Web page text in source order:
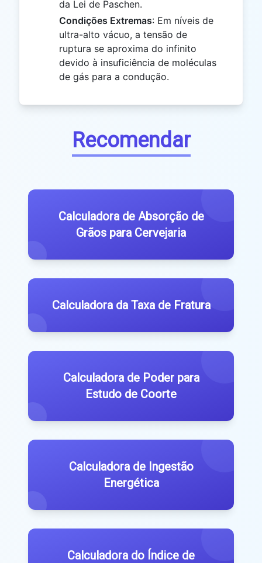
da Lei de Paschen.
Condições Extremas: Em níveis de
ultra-alto vácuo, a tensão de
ruptura se aproxima do infinito
devido à insuficiência de moléculas
de gás para a condução.
Recomendar
Calculadora de Absorção de
Grãos para Cervejaria
Calculadora da Taxa de Fratura
Calculadora de Poder para
Estudo de Coorte
Calculadora de Ingestão
Energética
Calculadora do Índice de